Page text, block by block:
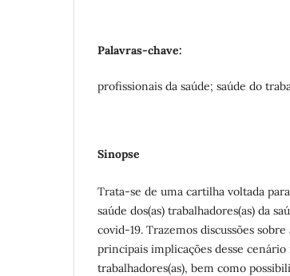
Palavras-chave:
profissionais da saúde; saúde do
Sinopse
Trata-se de uma cartilha voltada
saúde dos(as) trabalhadores(as) da
covid-19. Trazemos discussões
principais implicações desse cenário
trabalhadores(as), bem como